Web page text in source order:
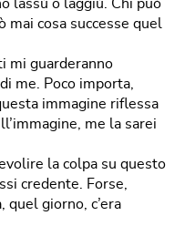
lassù o laggiù. Chi può
mai cosa successe quel
mi guarderanno
me. Poco importa,
immagine riflessa
me la sarei
la colpa su questo
credente. Forse,
quel giorno, c’era